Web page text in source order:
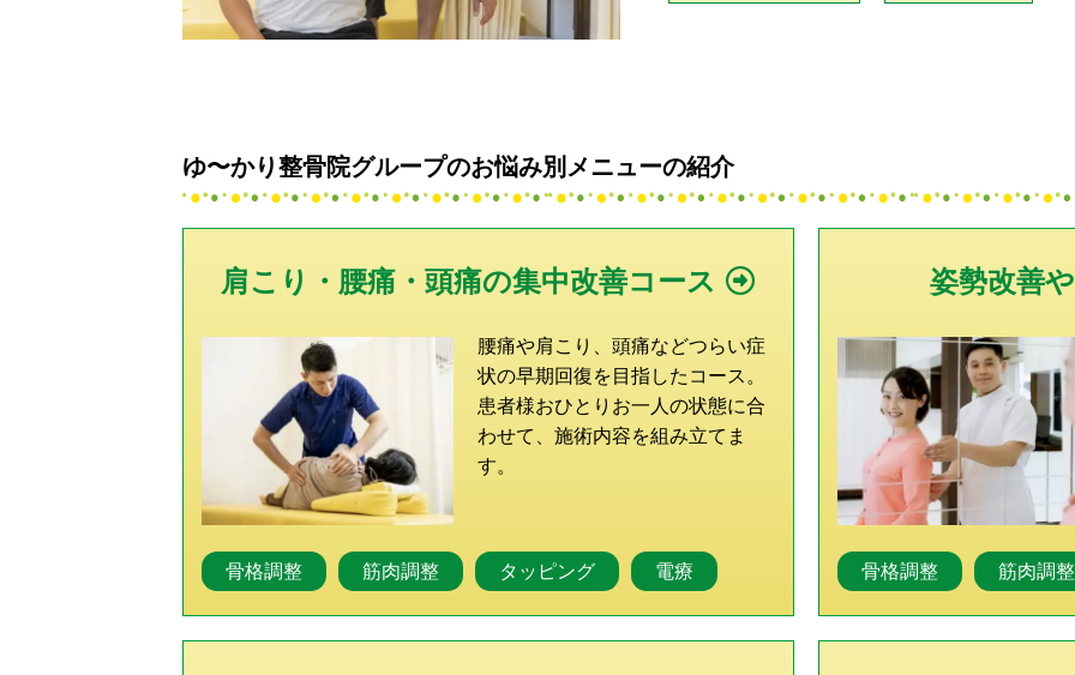
ゆ〜かり整骨院グループのお悩み別メニューの紹介
肩こり・腰痛・頭痛の集中改善コース
腰痛や肩こり、頭痛などつらい症
状の早期回復を目指したコース。
患者様おひとりお一人の状態に合
わせて、施術内容を組み立てま
す。
骨格調整 筋肉調整 タッピング 電療
姿勢改善
骨格調整 筋肉調整